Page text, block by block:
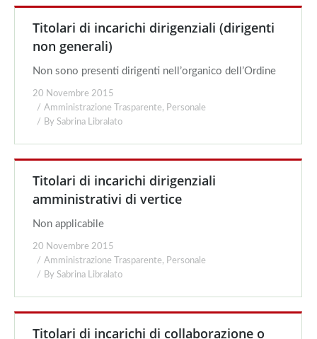
Titolari di incarichi dirigenziali (dirigenti
non generali)
Non sono presenti dirigenti nell’organico dell’Ordine
20 Novembre 2015
Amministrazione Trasparente, Personale
By Sabrina Libralato
Titolari di incarichi dirigenziali
amministrativi di vertice
Non applicabile
20 Novembre 2015
Amministrazione Trasparente, Personale
By Sabrina Libralato
Titolari di incarichi di collaborazione o